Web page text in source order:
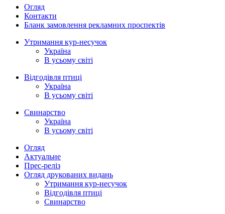
Огляд
Контакти
Бланк замовлення рекламних проспектів
Утримання кур-несучок
Україна
В усьому світі
Відгодівля птиці
Україна
В усьому світі
Свинарство
Україна
В усьому світі
Огляд
Актуальне
Прес-реліз
Огляд друкованих видань
Утримання кур-несучок
Відгодівля птиці
Свинарство